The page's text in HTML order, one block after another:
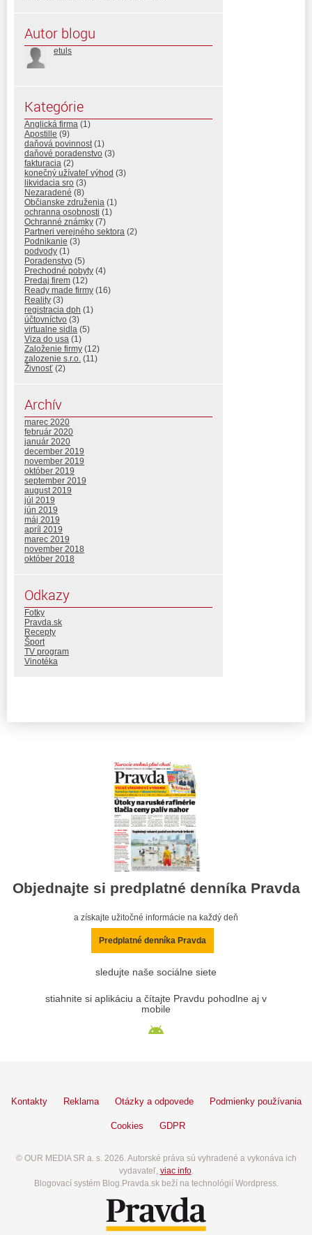
Autor blogu
etuls
Kategórie
Anglická firma (1)
Apostille (9)
daňová povinnost (1)
daňové poradenstvo (3)
fakturacia (2)
konečný užívateľ výhod (3)
likvidacia sro (3)
Nezaradené (8)
Občianske združenia (1)
ochranna osobnosti (1)
Ochranné známky (7)
Partneri verejného sektora (2)
Podnikanie (3)
podvody (1)
Poradenstvo (5)
Prechodné pobyty (4)
Predaj firem (12)
Ready made firmy (16)
Reality (3)
registracia dph (1)
účtovníctvo (3)
virtualne sidla (5)
Viza do usa (1)
Založenie firmy (12)
zalozenie s.r.o. (11)
Živnosť (2)
Archív
marec 2020
február 2020
január 2020
december 2019
november 2019
október 2019
september 2019
august 2019
júl 2019
jún 2019
máj 2019
apríl 2019
marec 2019
november 2018
október 2018
Odkazy
Fotky
Pravda.sk
Recepty
Šport
TV program
Vinotéka
Objednajte si predplatné denníka Pravda
a získajte užitočné informácie na každý deň
Predplatné denníka Pravda
sledujte naše sociálne siete
stiahnite si aplikáciu a čítajte Pravdu pohodlne aj v
mobile
Kontakty Reklama Otázky a odpovede Podmienky používania
Cookies GDPR
© OUR MEDIA SR a. s. 2026. Autorské práva sú vyhradené a vykonáva ich
vydavateľ, viac info.
Blogovací systém Blog.Pravda.sk beží na technológií Wordpress.